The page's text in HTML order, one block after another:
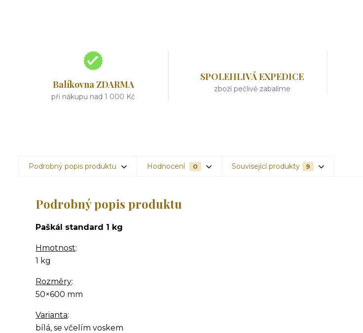
Balíkovna ZDARMA
při nákupu nad 1 000 Kč
SPOLEHLIVÁ EXPEDICE
zboží pečlivě zabalíme
Podrobný popis produktu Hodnocení 0 Související produkty 9
Podrobný popis produktu
Paškál standard 1 kg
Hmotnost:
1 kg
Rozměry:
50×600 mm
Varianta:
bílá, se včelím voskem